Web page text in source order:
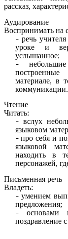
рассказ,
Аудирование
Воспринимать на
речь
уроке и
услышанное;
материале, в
коммуникации.
Чтение
Читать:
вслух
языковом
про себя и
языковой
находить в
персонажей,
Письменная речь
Владеть:
умением
предложения;
основами
поздравление